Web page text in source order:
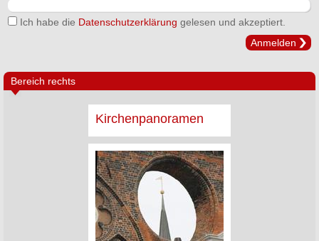
Ich habe die Datenschutzerklärung gelesen und akzeptiert.
Anmelden
Bereich rechts
Kirchenpanoramen